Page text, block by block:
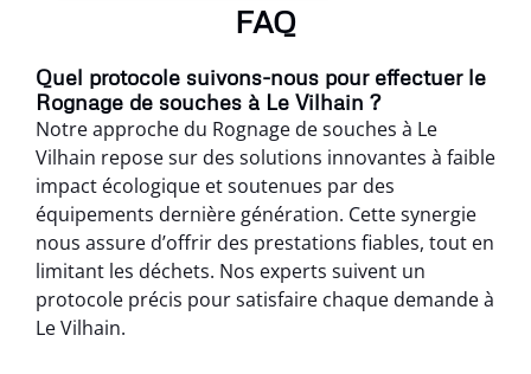
FAQ
Quel protocole suivons-nous pour effectuer le
Rognage de souches à Le Vilhain ?
Notre approche du Rognage de souches à Le
Vilhain repose sur des solutions innovantes à faible
impact écologique et soutenues par des
équipements dernière génération. Cette synergie
nous assure d’offrir des prestations fiables, tout en
limitant les déchets. Nos experts suivent un
protocole précis pour satisfaire chaque demande à
Le Vilhain.